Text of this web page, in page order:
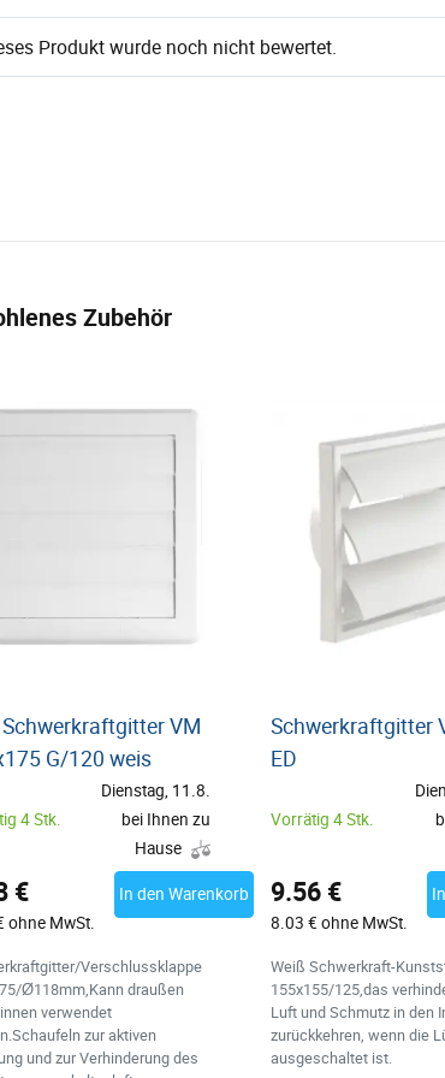
Produkt wurde noch nicht bewertet.
Zubehör
Schwerkraftgitter VM
G/120 weis
4 Stk.
Dienstag, 11.8.
bei Ihnen zu
Hause
€
ohne MwSt.
In den Warenkorb
Verschlussklappe
Ø118mm,Kann draußen
verwendet
zur aktiven
und zur Verhinderung des
Schwerkraftgitter
ED
Vorrätig 4 Stk.
9.56 €
8.03 € ohne MwSt.
Weiß Schwerkraft-
155x155/125,das
Luft und Schmutz in den
zurückkehren, wenn die
ausgeschaltet ist.